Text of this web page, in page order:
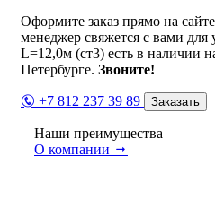
Оформите заказ прямо на
менеджер свяжется с вами для
L=12,0м (ст3) есть в наличии
Петербурге. Звоните!
+7 812 237 39 89 Заказать
Наши преимущества
О компании